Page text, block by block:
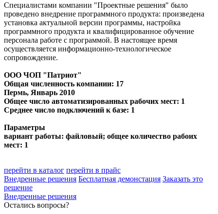
Специалистами компании "Проектные решения" было
проведено внедрение программного продукта: произведена
установка актуальной версии программы, настройка
программного продукта и квалифицированное обучение
персонала работе с программой. В настоящее время
осуществляется информационно-технологическое
сопровождение.
ООО ЧОП "Патриот"
Общая численность компании: 17
Пермь, Январь 2010
Общее число автоматизированных рабочих мест: 1
Среднее число подключений к базе: 1
Параметры
вариант работы: файловый; общее количество рабоих
мест: 1
перейти в каталог перейти в прайс
Внедренные решения Бесплатная демонстация Заказать это
решение
Внедренные решения
Остались вопросы?